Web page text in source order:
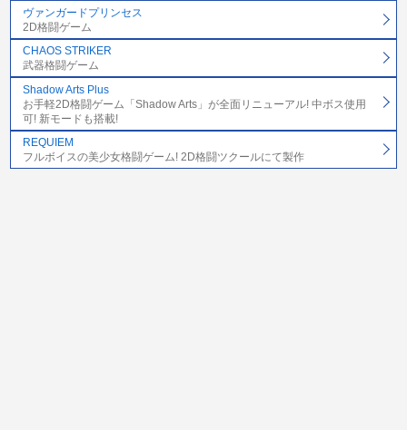
ヴァンガードプリンセス
2D格闘ゲーム
CHAOS STRIKER
武器格闘ゲーム
Shadow Arts Plus
お手軽2D格闘ゲーム「Shadow Arts」が全面リニューアル! 中ボス使用
可! 新モードも搭載!
REQUIEM
フルボイスの美少女格闘ゲーム! 2D格闘ツクールにて製作